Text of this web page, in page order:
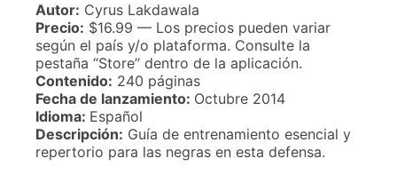
Autor: Cyrus Lakdawala
Precio: $16.99 — Los precios pueden variar
según el país y/o plataforma. Consulte la
pestaña “Store” dentro de la aplicación.
Contenido: 240 páginas
Fecha de lanzamiento: Octubre 2014
Idioma: Español
Descripción: Guía de entrenamiento esencial y
repertorio para las negras en esta defensa.